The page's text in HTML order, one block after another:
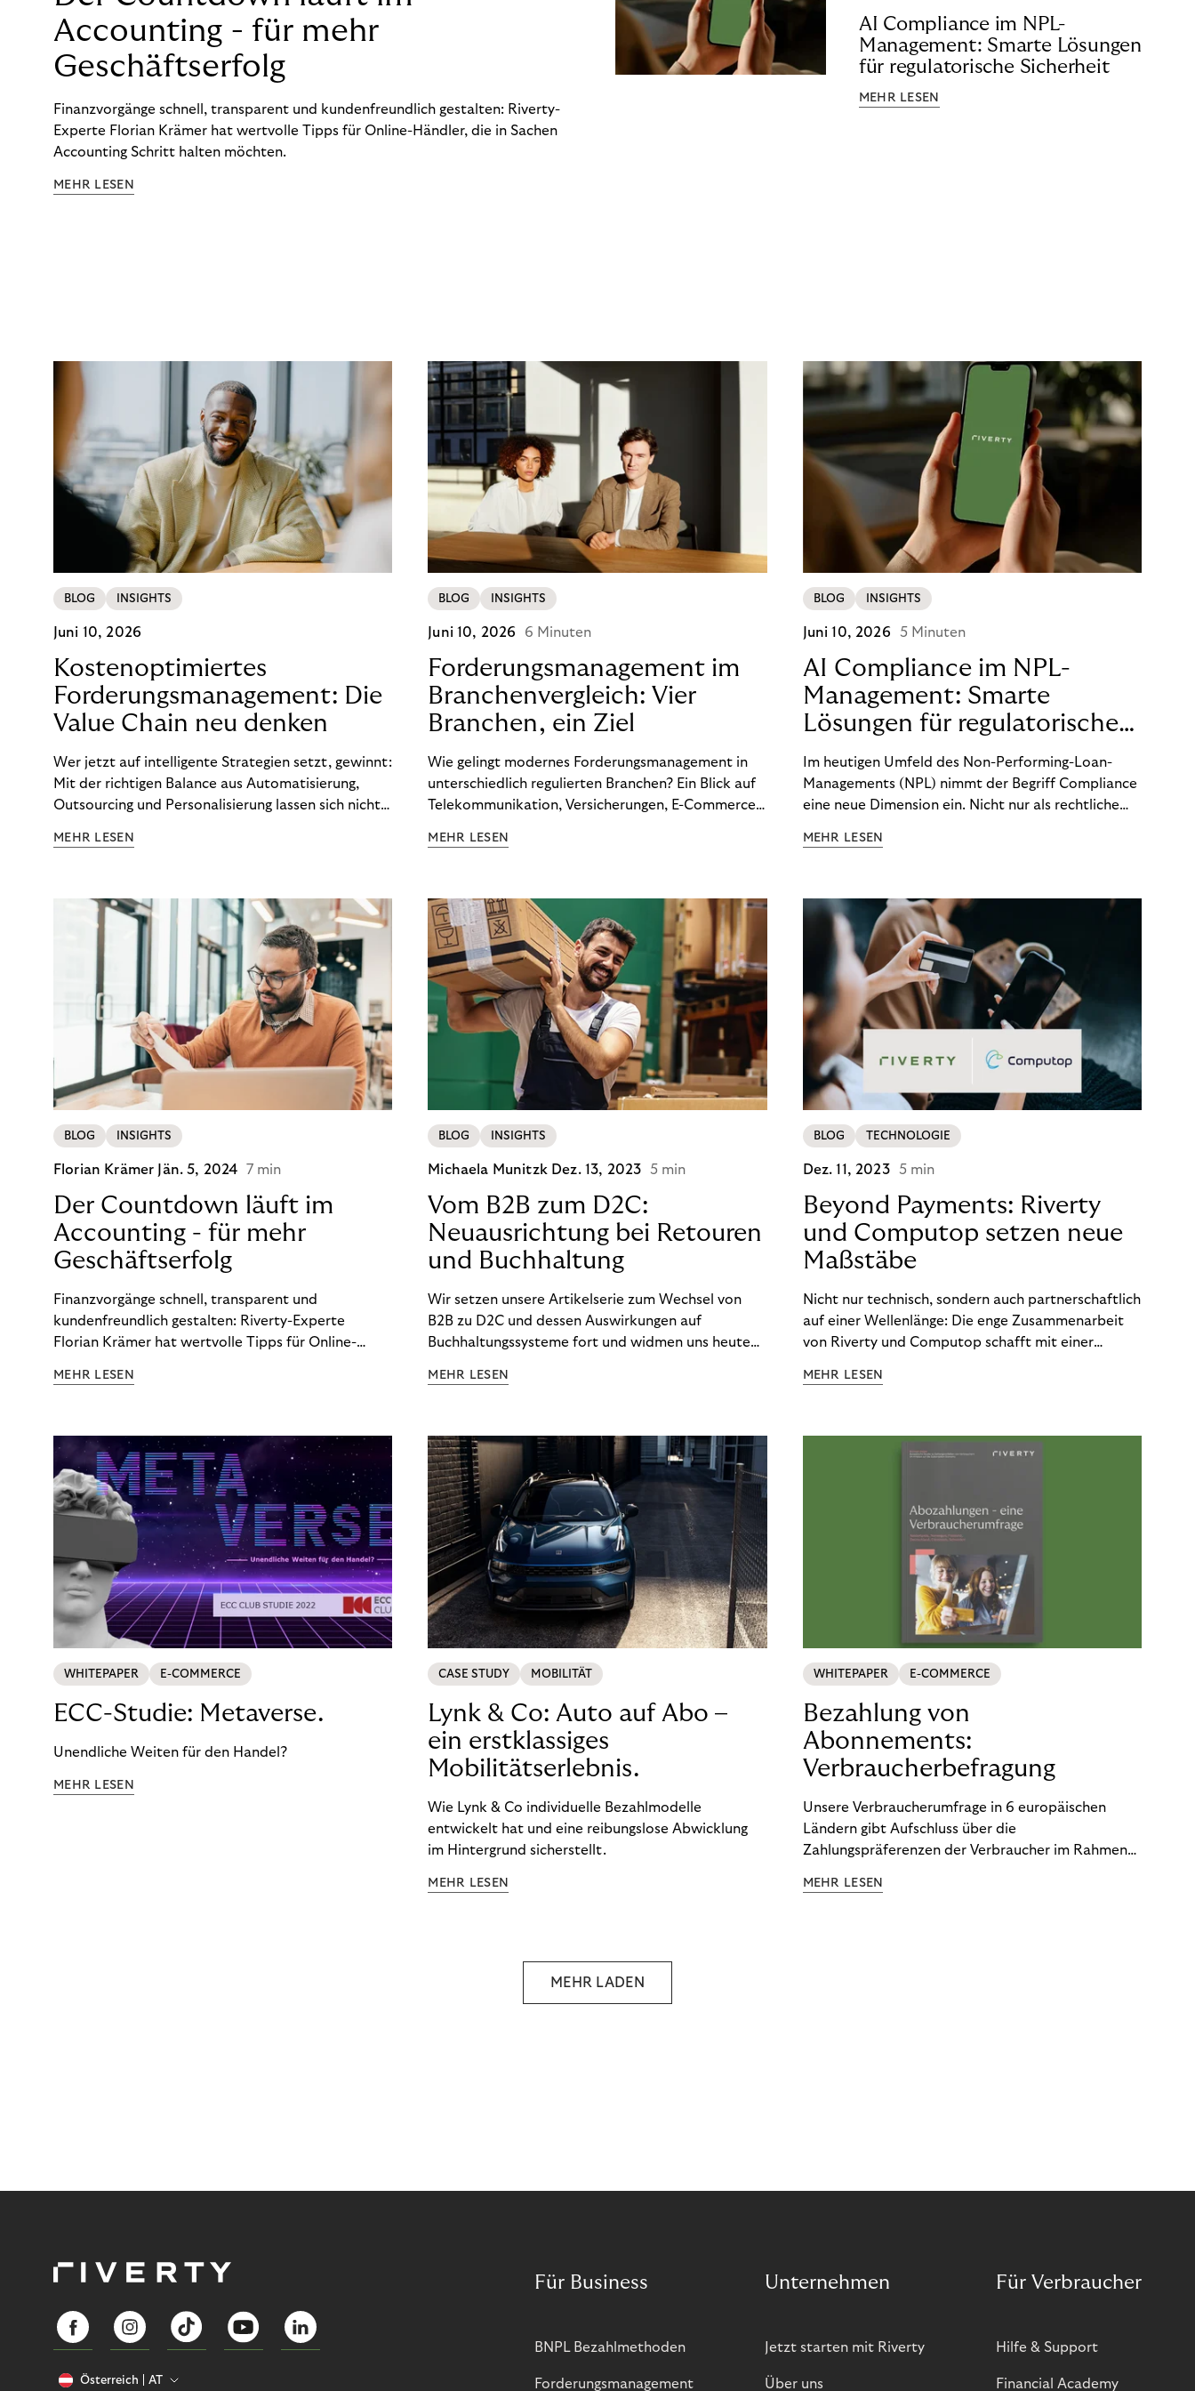
Accounting - für mehr
Geschäftserfolg
Finanzvorgänge schnell, transparent und kundenfreundlich gestalten: Riverty-
Experte Florian Krämer hat wertvolle Tipps für Online-Händler, die in Sachen
Accounting Schritt halten möchten.
MEHR LESEN
AI Compliance im NPL-
Management: Smarte Lösungen
für regulatorische Sicherheit
MEHR LESEN
BLOG INSIGHTS
Juni 10, 2026
Kostenoptimiertes
Forderungsmanagement: Die
Value Chain neu denken
Wer jetzt auf intelligente Strategien setzt, gewinnt:
Mit der richtigen Balance aus Automatisierung,
Outsourcing und Personalisierung lassen sich nicht
Ergebnisse sichern. Riverty zeigt, wie Recovery-
MEHR LESEN
BLOG INSIGHTS
Juni 10, 2026 6 Minuten
Forderungsmanagement im
Branchenvergleich: Vier
Branchen, ein Ziel
Wie gelingt modernes Forderungsmanagement in
unterschiedlich regulierten Branchen? Ein Blick auf
Telekommunikation, Versicherungen, E-Commerce
wirksam reduzieren will, braucht keine
MEHR LESEN
BLOG INSIGHTS
Juni 10, 2026 5 Minuten
AI Compliance im NPL-
Management: Smarte
Lösungen für regulatorische
Sicherheit
Im heutigen Umfeld des Non-Performing-Loan-
Managements (NPL) nimmt der Begriff Compliance
eine neue Dimension ein. Nicht nur als rechtliche
Wettbewerbsvorteil. In einem Umfeld steigender
(DSGVO) – geraten viele Unternehmen an die
Grenzen traditioneller Compliance-Mechanismen.
MEHR LESEN
BLOG INSIGHTS
Florian Krämer Jän. 5, 2024 7 min
Der Countdown läuft im
Accounting - für mehr
Geschäftserfolg
Finanzvorgänge schnell, transparent und
kundenfreundlich gestalten: Riverty-Experte
Florian Krämer hat wertvolle Tipps für Online-
möchten.
MEHR LESEN
BLOG INSIGHTS
Michaela Munitzk Dez. 13, 2023 5 min
Vom B2B zum D2C:
Neuausrichtung bei Retouren
und Buchhaltung
Wir setzen unsere Artikelserie zum Wechsel von
B2B zu D2C und dessen Auswirkungen auf
Buchhaltungssysteme fort und widmen uns heute
im D2C-Bereich.
MEHR LESEN
BLOG TECHNOLOGIE
Dez. 11, 2023 5 min
Beyond Payments: Riverty
und Computop setzen neue
Maßstäbe
Nicht nur technisch, sondern auch partnerschaftlich
auf einer Wellenlänge: Die enge Zusammenarbeit
von Riverty und Computop schafft mit einer
Zahlungsabwicklung echte Mehrwerte für Händler.
MEHR LESEN
WHITEPAPER E-COMMERCE
ECC-Studie: Metaverse.
Unendliche Weiten für den Handel?
MEHR LESEN
CASE STUDY MOBILITÄT
Lynk & Co: Auto auf Abo –
ein erstklassiges
Mobilitätserlebnis.
Wie Lynk & Co individuelle Bezahlmodelle
entwickelt hat und eine reibungslose Abwicklung
im Hintergrund sicherstellt.
MEHR LESEN
WHITEPAPER E-COMMERCE
Bezahlung von
Abonnements:
Verbraucherbefragung
Unsere Verbraucherumfrage in 6 europäischen
Ländern gibt Aufschluss über die
Zahlungspräferenzen der Verbraucher im Rahmen
Ergebnisse, um zu erfahren, wie Sie
MEHR LESEN
MEHR LADEN
Österreich AT
Für Business
BNPL Bezahlmethoden
Forderungsmanagement
Unternehmen
Jetzt starten mit Riverty
Über uns
Für Verbraucher
Hilfe & Support
Financial Academy